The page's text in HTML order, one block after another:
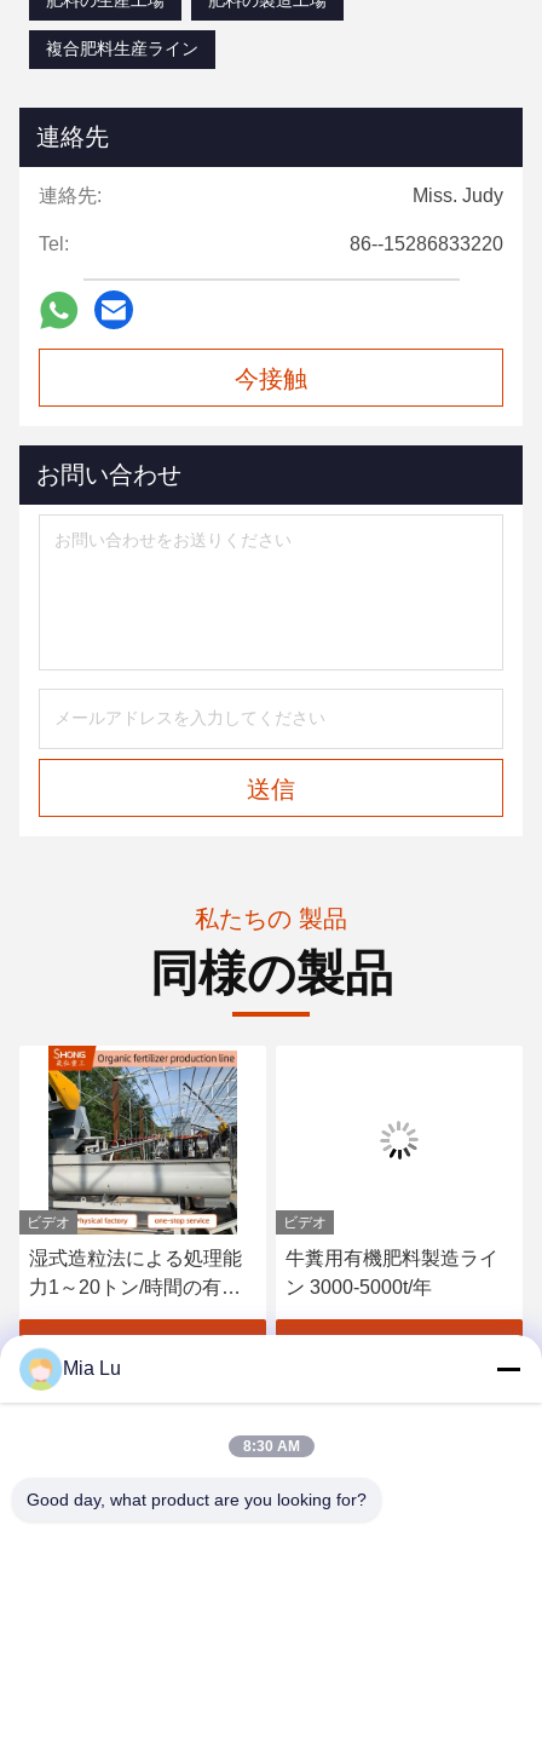
複合肥料生産ライン
連絡先
連絡先: Miss. Judy
Tel: 86--15286833220
今接触
お問い合わせ
送信
私たちの 製品
同様の製品
ビデオ
湿式造粒法による処理能
力1～20トン/時間の有機
肥料造粒機と海外対応エ
ンジニア
最もよい価格を得なさい
ビデオ
牛糞用有機肥料製造ライ
ン 3000-5000t/年
Mia Lu
8:30 AM
Good day, what product are you looking for?